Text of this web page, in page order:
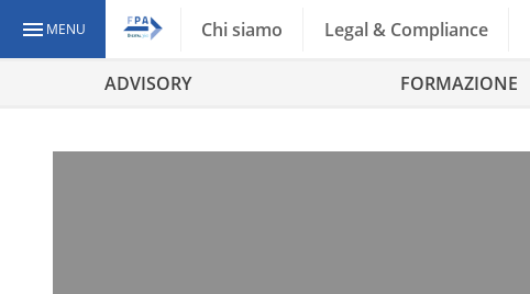
MENU Chi siamo Legal & Compliance
ADVISORY FORMAZIONE